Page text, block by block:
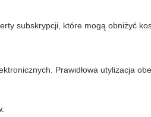
subskrypcji, które mogą obniżyć
Prawidłowa utylizacja